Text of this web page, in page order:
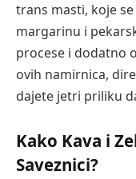
trans masti, koje
margarinu i
procese i dodatno
ovih namirnica,
dajete jetri priliku
Kako Kava i
Saveznici?